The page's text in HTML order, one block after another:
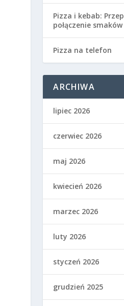
Pizza i kebab:
połączenie smaków
Pizza na telefon
ARCHIWA
lipiec 2026
czerwiec 2026
maj 2026
kwiecień 2026
marzec 2026
luty 2026
styczeń 2026
grudzień 2025